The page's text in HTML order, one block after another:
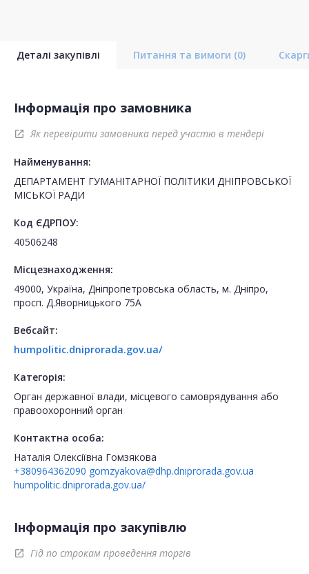
Деталі закупівлі Питання та вимоги (0)
Інформація про замовника
open_in_new Як перевірити замовника перед участю в тендері
Найменування:
ДЕПАРТАМЕНТ ГУМАНІТАРНОЇ ПОЛІТИКИ ДНІПРОВСЬКОЇ
МІСЬКОЇ РАДИ
Код ЄДРПОУ:
40506248
Місцезнаходження:
49000, Україна, Дніпропетровська область, м. Дніпро,
просп. Д.Яворницького 75А
Вебсайт:
humpolitic.dniprorada.gov.ua/
Категорія:
Орган державної влади, місцевого самоврядування або
правоохоронний орган
Контактна особа:
Наталія Олексіївна Гомзякова
+380964362090 gomzyakova@dhp.dniprorada.gov.ua
humpolitic.dniprorada.gov.ua/
Інформація про закупівлю
open_in_new Гід по строкам проведення торгів